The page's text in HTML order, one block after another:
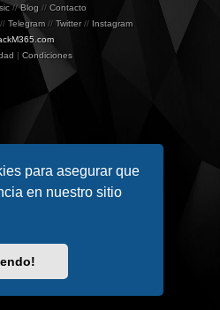
para asegurar que
en nuestro sitio
//Blog // Contacto
// Telegram // Twitter// Instagram
| Condiciones